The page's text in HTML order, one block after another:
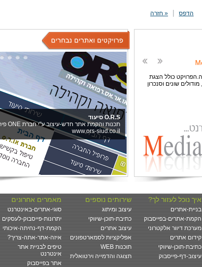
הדפס
« חזרה
?איך נוכל לעזור לך
בניית-אתרים
הקמת-אתרים-בפייסבוק
מערכת דיוור אלקטרוני
קידום אתרים
כתיבת-תוכן-שיווקי
עיצוב-דף-פייסבוק
שירותים נוספים
עיצוב ומיתוג
כתיבת-תוכן-שיווקי
עיצוב אתרים
אפליקציות לסמארטפונים
WEB תוכנות
תצוגה והדמייה וירטואלית
מאמרים אחרונים
סוגי-אתרים-באינטרנט
יתרונות-פייסבוק-לעסקים
הקמת-דף-נחיתה-איכותי
?איזה-אתר-אתה-צריך
טיפים לבניית אתר
אינטרנט
אתר בפייסבוק